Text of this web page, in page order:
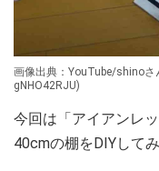
画像出典：YouTube/shino
gNHO42RJU)
今回は「アイアンレ
40cmの棚をDIYしてみ